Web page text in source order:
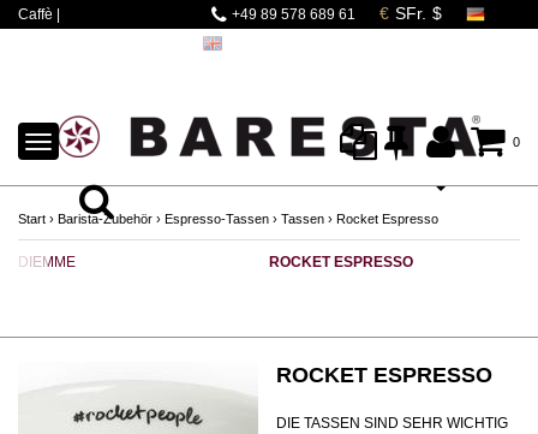
Caffè |
+49 89 578 689 61
0
TOGGLE
NAVIGATION
Start › Barista-Zubehör › Espresso-Tassen › Tassen › Rocket Espresso
DIEMME ROCKET ESPRESSO
ROCKET ESPRESSO
DIE TASSEN SIND SEHR WICHTIG